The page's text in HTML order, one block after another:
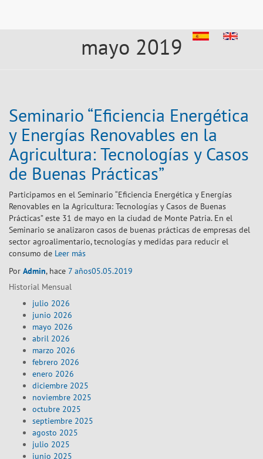
mayo 2019
Seminario “Eficiencia Energética
y Energías Renovables en la
Agricultura: Tecnologías y Casos
de Buenas Prácticas”
Participamos en el Seminario “Eficiencia Energética y Energías
Renovables en la Agricultura: Tecnologías y Casos de Buenas
Prácticas” este 31 de mayo en la ciudad de Monte Patria. En el
Seminario se analizaron casos de buenas prácticas de empresas del
sector agroalimentario, tecnologías y medidas para reducir el
consumo de Leer más
Por Admin, hace 7 años05.05.2019
Historial Mensual
julio 2026
junio 2026
mayo 2026
abril 2026
marzo 2026
febrero 2026
enero 2026
diciembre 2025
noviembre 2025
octubre 2025
septiembre 2025
agosto 2025
julio 2025
junio 2025